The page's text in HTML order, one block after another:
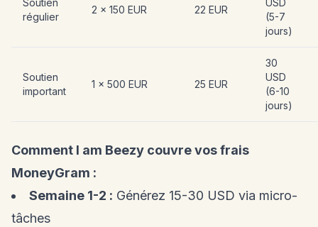
Soutien
régulier
2 x 150 EUR 22 EUR
USD
(5-7
jours)
Soutien
important
1 x 500 EUR 25 EUR
30
USD
(6-10
jours)
Comment I am Beezy couvre vos frais
MoneyGram :
Semaine 1-2 : Générez 15-30 USD via micro-
tâches